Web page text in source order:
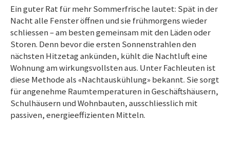
Ein guter Rat für mehr Sommerfrische lautet: Spät in der
Nacht alle Fenster öffnen und sie frühmorgens wieder
schliessen –am besten gemeinsam mit den Läden oder
Storen. Denn bevor die ersten Sonnenstrahlen den
nächsten Hitzetag ankünden, kühlt die Nachtluft eine
Wohnung am wirkungsvollsten aus. Unter Fachleuten ist
diese Methode als «Nachtauskühlung» bekannt. Sie sorgt
für angenehme Raumtemperaturen in Geschäftshäusern,
Schulhäusern und Wohnbauten, ausschliesslich mit
passiven, energieeffizienten Mitteln.